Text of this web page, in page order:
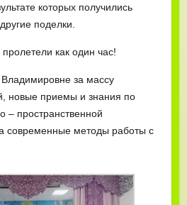
которых получились
поделки.
как один час!
за массу
новые приемы и знания по
– пространственной
современные методы работы с